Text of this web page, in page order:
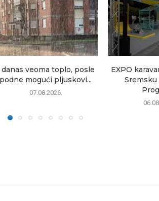
danas veoma toplo, posle
podne mogući pljuskovi...
07.08.2026.
EXPO